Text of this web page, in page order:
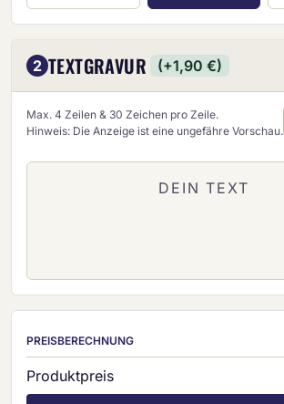
2 TEXTGRAVUR (+1,90 €)
Max. 4 Zeilen & 30 Zeichen pro Zeile.
Hinweis: Die Anzeige ist eine ungefähre Vorschau.
PREISBERECHNUNG
Produktpreis